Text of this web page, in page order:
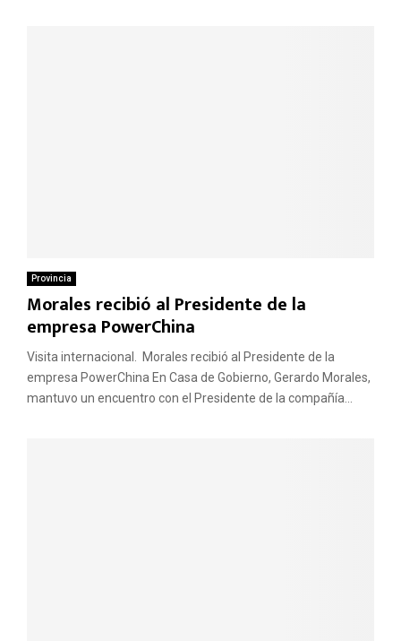
Provincia
Morales recibió al Presidente de la
empresa PowerChina
Visita internacional. Morales recibió al Presidente de la
empresa PowerChina En Casa de Gobierno, Gerardo Morales,
mantuvo un encuentro con el Presidente de la compañía...